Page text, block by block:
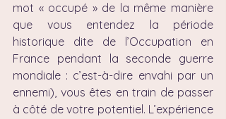
mot « occupé » de la même manière
que vous entendez la période
historique dite de l’Occupation en
France pendant la seconde guerre
mondiale : c’est-à-dire envahi par un
ennemi), vous êtes en train de passer
à côté de votre potentiel. L’expérience